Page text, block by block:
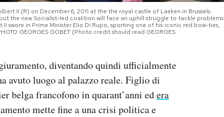
II (R) on December 6, 2011 at the the royal castle of Laeken in Brussels.
the new Socialist-led coalition will face an uphill struggle to tackle problems
in Prime Minister Elio Di Rupo, sporting one of his iconic red bow-ties,
GEORGES GOBET (Photo credit should read GEORGES
diventando quindi ufficialmente
avuto luogo al palazzo reale. Figlio di
francofono in quarant’anni edera
mette fine a una crisi politica e